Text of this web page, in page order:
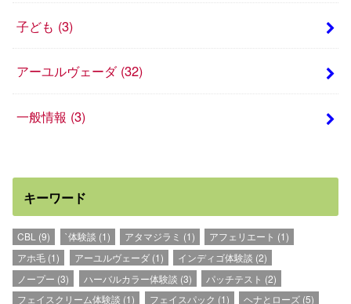
子ども (3)
アーユルヴェーダ (32)
一般情報 (3)
キーワード
CBL (9) `体験談 (1) アタマジラミ (1) アフェリエート (1)
アホ毛 (1) アーユルヴェーダ(1) インディゴ体験談 (2)
ノープー (3) ハーバルカラー体験談 (3) パッチテスト (2)
フェイスクリーム体験談 (1) フェイスパック (1) ヘナとローズ(5)